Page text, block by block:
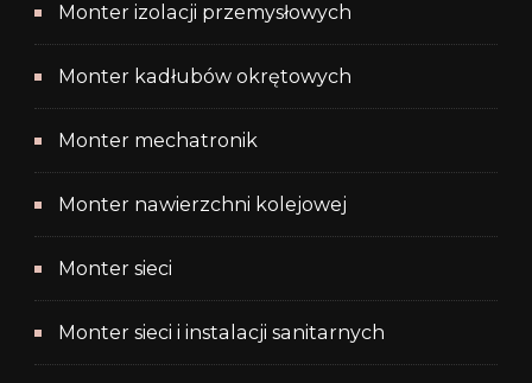
Monter izolacji przemysłowych
Monter kadłubów okrętowych
Monter mechatronik
Monter nawierzchni kolejowej
Monter sieci
Monter sieci i instalacji sanitarnych